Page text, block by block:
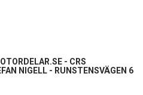
- CRS
NIGELL - RUNSTENSVÄGEN 6